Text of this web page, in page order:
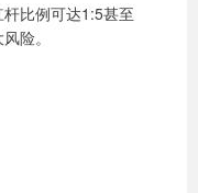
比例可达1:5甚至
险。